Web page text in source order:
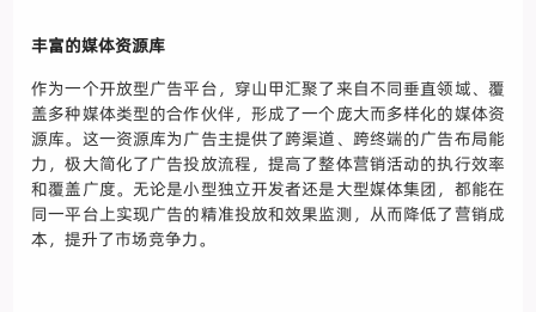
丰富的媒体资源库
作为一个开放型广告平台，穿山甲汇聚了来自不同垂直领域、覆
盖多种媒体类型的合作伙伴，形成了一个庞大而多样化的媒体资
源库。这一资源库为广告主提供了跨渠道、跨终端的广告布局能
力，极大简化了广告投放流程，提高了整体营销活动的执行效率
和覆盖广度。无论是小型独立开发者还是大型媒体集团，都能在
同一平台上实现广告的精准投放和效果监测，从而降低了营销成
本，提升了市场竞争力。